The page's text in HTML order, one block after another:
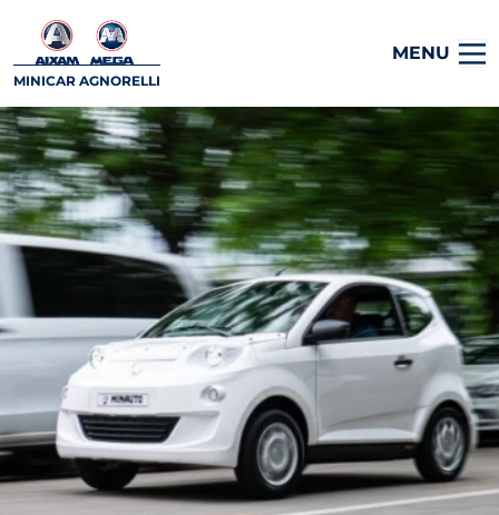
MINICAR AGNORELLI
MENU